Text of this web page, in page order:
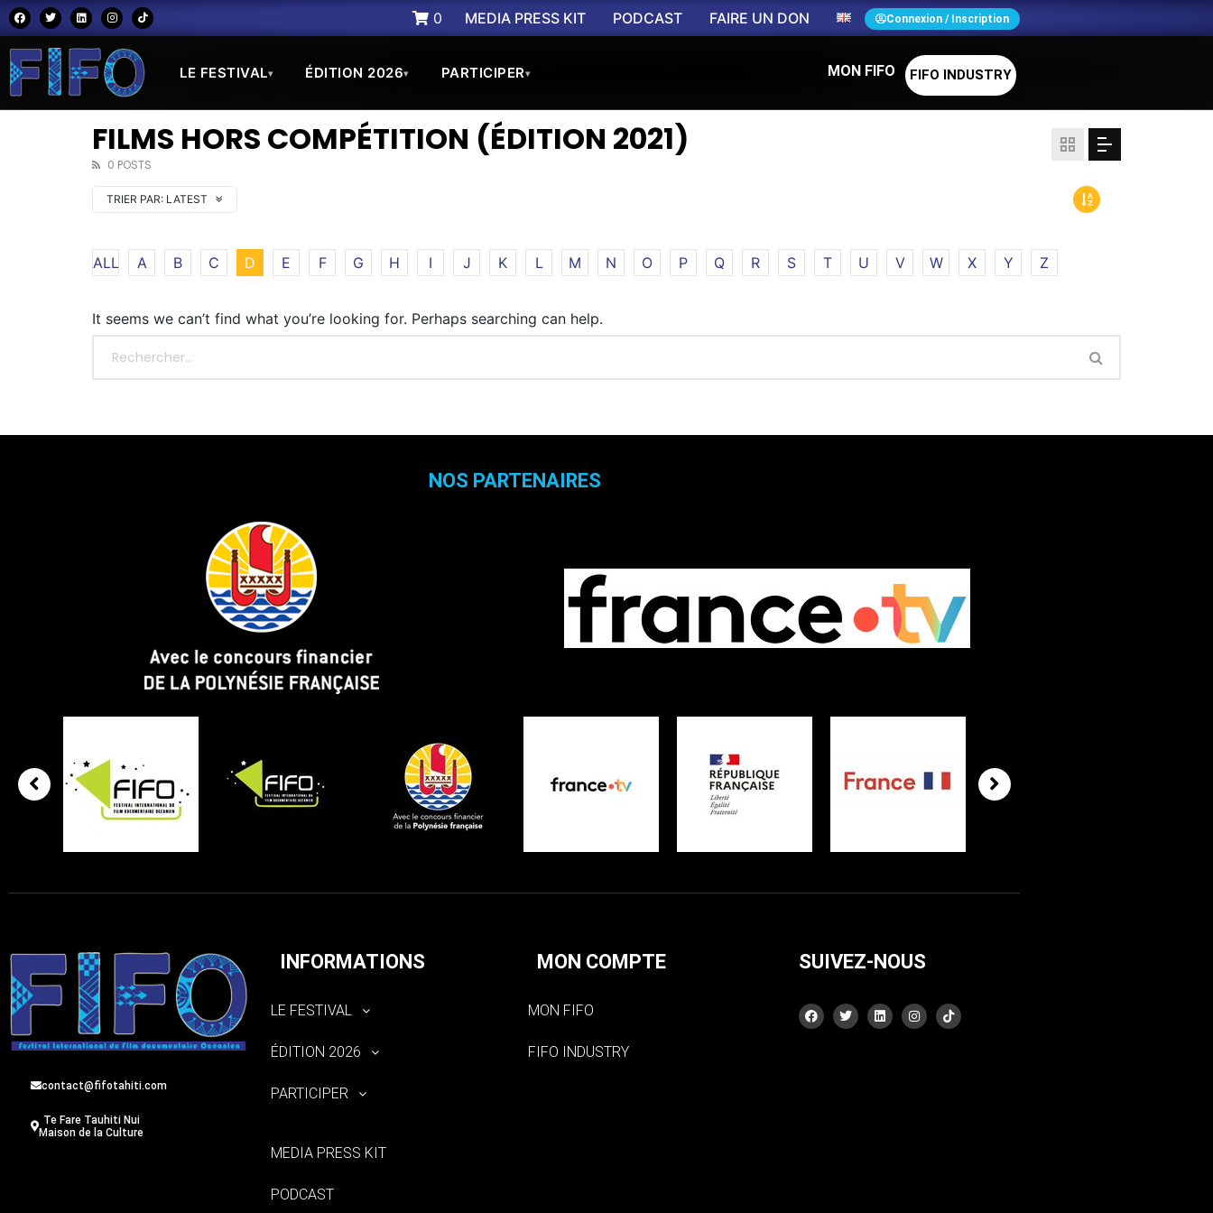
0 MEDIA PRESS KIT PODCAST FAIRE UN DON Connexion / Inscription
LE FESTIVAL▾ ÉDITION 2026▾ PARTICIPER▾ MON FIFO FIFO INDUSTRY
FILMS HORS COMPÉTITION (ÉDITION 2021)
0 POSTS
TRIER PAR: LATEST
ALL A B C D E F G H I J K L M N O P Q R S T U V W X Y Z
It seems we can’t find what you’re looking for. Perhaps searching can help.
NOS PARTENAIRES
contact@fifotahiti.com
Te Fare Tauhiti Nui
Maison de la Culture
INFORMATIONS
LE FESTIVAL
ÉDITION 2026
PARTICIPER
MEDIA PRESS KIT
PODCAST
MON COMPTE
MON FIFO
FIFO INDUSTRY
SUIVEZ-NOUS